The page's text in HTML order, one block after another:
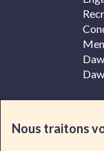
Nous traitons